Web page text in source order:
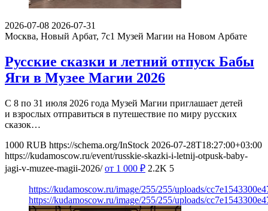
2026-07-08 2026-07-31
Москва, Новый Арбат, 7с1 Музей Магии на Новом Арбате
Русские сказки и летний отпуск Бабы
Яги в Музее Магии 2026
С 8 по 31 июля 2026 года Музей Магии приглашает детей
и взрослых отправиться в путешествие по миру русских
сказок…
1000 RUB https://schema.org/InStock 2026-07-28T18:27:00+03:00
https://kudamoscow.ru/event/russkie-skazki-i-letnij-otpusk-baby-
jagi-v-muzee-magii-2026/ от 1 000 ₽ 2.2K 5
https://kudamoscow.ru/image/255/255/uploads/
https://kudamoscow.ru/image/255/255/uploads/